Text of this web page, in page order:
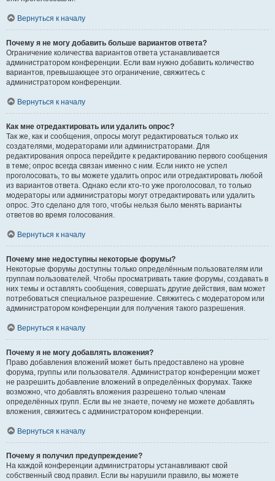
Вернуться к началу
Почему я не могу добавить больше вариантов ответа?
Ограничение количества вариантов ответа устанавливается
администратором конференции. Если вам нужно добавить количество
вариантов, превышающее это ограничение, свяжитесь с
администратором конференции.
Вернуться к началу
Как мне отредактировать или удалить опрос?
Так же, как и сообщения, опросы могут редактироваться только их
создателями, модераторами или администраторами. Для
редактирования опроса перейдите к редактированию первого сообщения
в теме; опрос всегда связан именно с ним. Если никто не успел
проголосовать, то вы можете удалить опрос или отредактировать любой
из вариантов ответа. Однако если кто-то уже проголосовал, то только
модераторы или администраторы могут отредактировать или удалить
опрос. Это сделано для того, чтобы нельзя было менять варианты
ответов во время голосования.
Вернуться к началу
Почему мне недоступны некоторые форумы?
Некоторые форумы доступны только определённым пользователям или
группам пользователей. Чтобы просматривать такие форумы, создавать в
них темы и оставлять сообщения, совершать другие действия, вам может
потребоваться специальное разрешение. Свяжитесь с модератором или
администратором конференции для получения такого разрешения.
Вернуться к началу
Почему я не могу добавлять вложения?
Право добавления вложений может быть предоставлено на уровне
форума, группы или пользователя. Администратор конференции может
не разрешить добавление вложений в определённых форумах. Также
возможно, что добавлять вложения разрешено только членам
определённых групп. Если вы не знаете, почему не можете добавлять
вложения, свяжитесь с администратором конференции.
Вернуться к началу
Почему я получил предупреждение?
На каждой конференции администраторы устанавливают свой
собственный свод правил. Если вы нарушили правило, вы можете